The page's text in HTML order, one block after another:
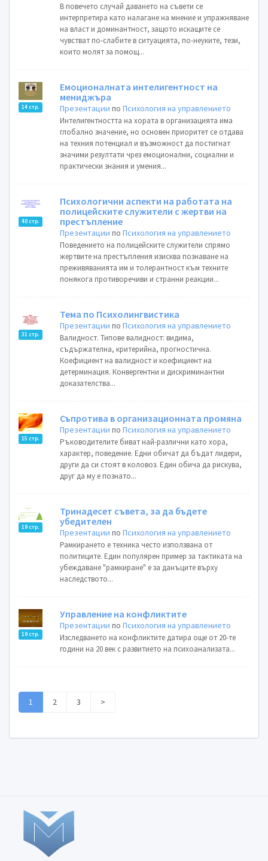
В повечето случай даването на съвети се
интерпретира като налагане на мнение и упражняване
на власт и доминантност, защото искащите се
чувстват по-слабите в ситуацията, по-неуките, тези,
които молят за помощ...
14 стр.
Емоционалната интелигентност на
мениджъра
Презентации поПсихология на управлението
Интелигентността на хората в организацията има
глобално значение, но основен приоритет се отдава
на техния потенциал и възможност да постигнат
значими резултати чрез емоционални, социални и
практически знания и умения...
40 стр.
Психологични аспекти на работата на
полицейските служители с жертви на
престъпление
Презентации поПсихология на управлението
Поведението на полицейските служители спрямо
жертвите на престъпления изисква познаване на
преживяванията им и толерантност към техните
понякога противоречиви и странни реакции...
31 стр.
Тема по Психолингвистика
Презентации поПсихология на управлението
Валидност. Типове валидност: видима,
съдържателна, критерийна, прогностична.
Коефициент на валидност и коефициент на
детерминация. Конвергентни и дискриминантни
доказателства...
15 стр.
Съпротива в организационната промяна
Презентации поПсихология на управлението
Ръководителите биват най-различни като хора,
характер, поведение. Едни обичат да бъдат лидери,
други да си стоят в коловоз. Един обича да рискува,
друг да му е познато...
19 стр.
Тринадесет съвета, за да бъдете
убедителен
Презентации поПсихология на управлението
Рамкирането е техника често използвана от
политиците. Един популярен пример за тактиката на
убеждаване "рамкиране" е за данъците върху
наследството...
19 стр.
Управление на конфликтите
Презентации поПсихология на управлението
Изследването на конфликтите датира още от 20-те
години на 20 век с развитието на психоанализата...
1 2 3 >